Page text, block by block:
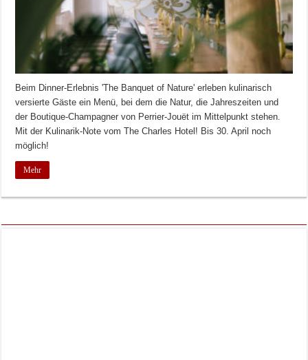
Beim Dinner-Erlebnis 'The Banquet of Nature' erleben kulinarisch
versierte Gäste ein Menü, bei dem die Natur, die Jahreszeiten und
der Boutique-Champagner von Perrier-Jouët im Mittelpunkt stehen.
Mit der Kulinarik-Note vom The Charles Hotel! Bis 30. April noch
möglich!
Mehr